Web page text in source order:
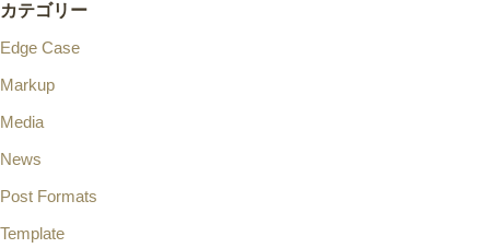
カテゴリー
Edge Case
Markup
Media
News
Post Formats
Template